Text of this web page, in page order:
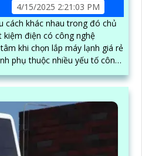
4/15/2025 2:21:03 PM
cách khác nhau trong đó chủ
kiệm điện có công nghệ
khi chọn lắp máy lạnh giá rẻ
loại máy lạnh